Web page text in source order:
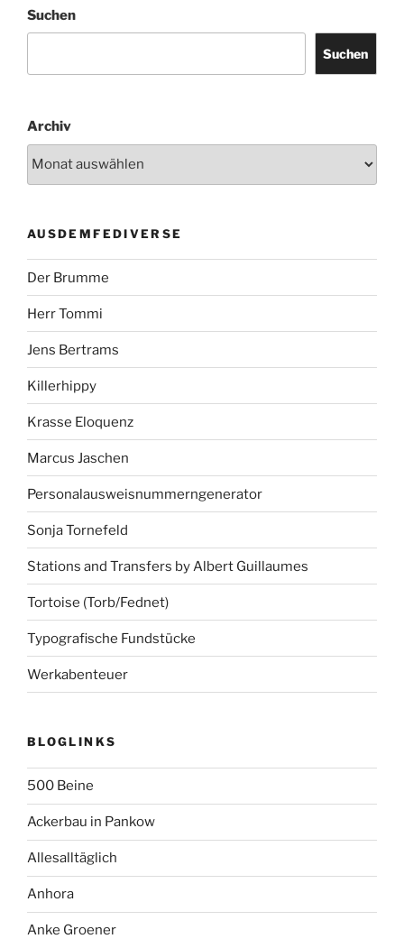
Suchen
Suchen
Archiv
AUSDEMFEDIVERSE
Der Brumme
Herr Tommi
Jens Bertrams
Killerhippy
Krasse Eloquenz
Marcus Jaschen
Personalausweisnummerngenerator
Sonja Tornefeld
Stations and Transfers by Albert Guillaumes
Tortoise (Torb/Fednet)
Typografische Fundstücke
Werkabenteuer
BLOGLINKS
500 Beine
Ackerbau in Pankow
Allesalltäglich
Anhora
Anke Groener